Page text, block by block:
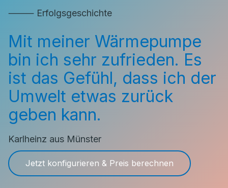
⸻ Erfolgsgeschichte
Mit meiner Wärmepumpe
bin ich sehr zufrieden. Es
ist das Gefühl, dass ich der
Umwelt etwas zurück
geben kann.
Karlheinz aus Münster
Jetzt konfigurieren & Preis berechnen